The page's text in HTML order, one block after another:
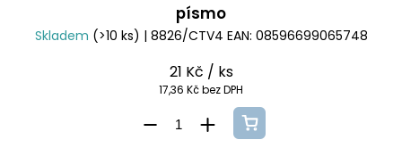
písmo
Skladem (>10 ks) | 8826/CTV4 EAN: 08596699065748
21 Kč / ks
17,36 Kč bez DPH